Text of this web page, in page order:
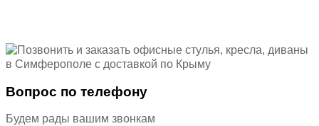
Вопрос по телефону
Будем рады вашим звонкам